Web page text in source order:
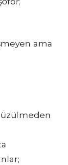
ama
üzülmeden